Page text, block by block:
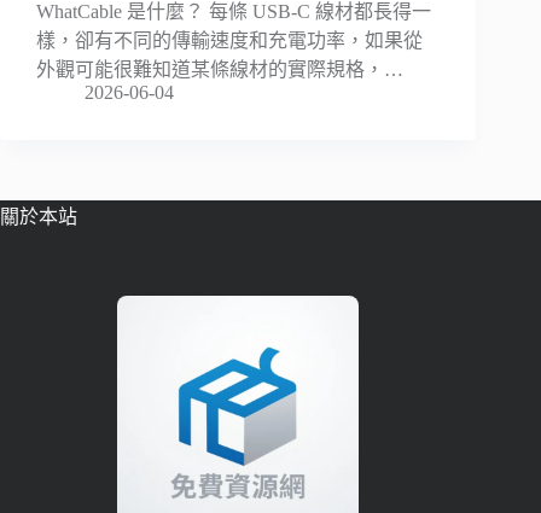
WhatCable 是什麼？ 每條 USB-C 線材都長得一
樣，卻有不同的傳輸速度和充電功率，如果從
外觀可能很難知道某條線材的實際規格，…
2026-06-04
關於本站